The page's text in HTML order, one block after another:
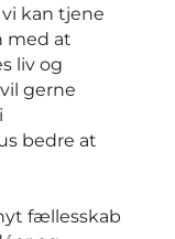
kan tjene
med at
liv og
gerne
bedre at
fællesskab